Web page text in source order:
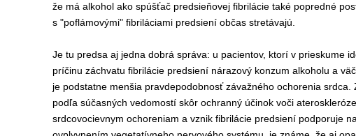
že má alkohol ako spúšťač predsieňovej fibrilácie také popredné
s "poflámovými" fibriláciami predsiení občas stretávajú.
Je tu predsa aj jedna dobrá správa: u pacientov, ktorí v prieskume
príčinu záchvatu fibrilácie predsiení nárazový konzum alkoholu a
je podstatne menšia pravdepodobnosť závažného ochorenia srdca.
podľa súčasných vedomostí skôr ochranný účinok voči
srdcovocievnym ochoreniam a vznik fibrilácie predsiení podporuje